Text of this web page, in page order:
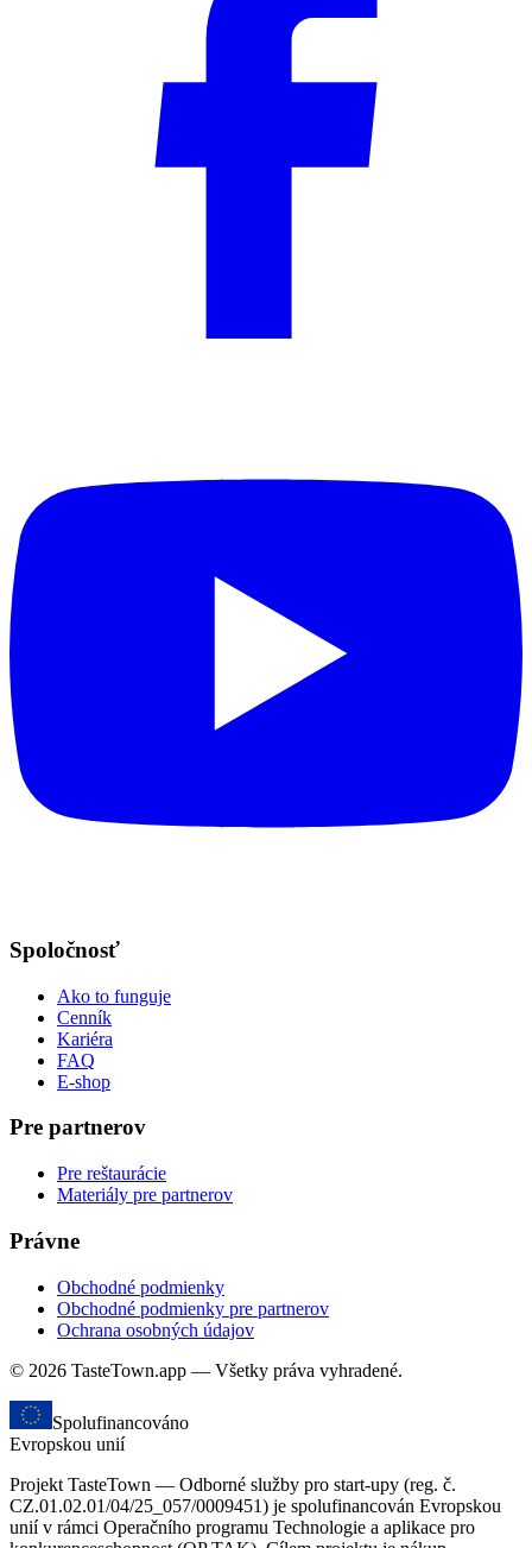
Spoločnosť
Ako to funguje
Cenník
Kariéra
FAQ
E-shop
Pre partnerov
Pre reštaurácie
Materiály pre partnerov
Právne
Obchodné podmienky
Obchodné podmienky pre partnerov
Ochrana osobných údajov
© 2026 TasteTown.app — Všetky práva vyhradené.
Spolufinancováno
Evropskou unií
Projekt TasteTown — Odborné služby pro start-upy (reg. č.
CZ.01.02.01/04/25_057/0009451) je spolufinancován Evropskou
unií v rámci Operačního programu Technologie a aplikace pro